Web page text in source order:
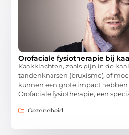
Orofaciale fysiotherapie bij
Kaakklachten, zoals pijn in de
tandenknarsen (bruxisme), of
kunnen een grote impact hebben
Orofaciale fysiotherapie, een
Gezondheid